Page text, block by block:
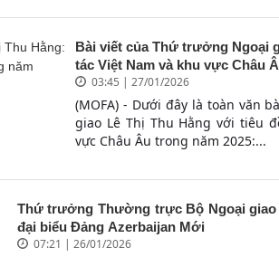
Bài viết của Thứ trưởng Ngoại
tác Việt Nam và khu vực Châu
03:45 | 27/01/2026
(MOFA) - Dưới đây là toàn văn
giao Lê Thị Thu Hằng với tiêu
vực Châu Âu trong năm 2025:...
Thứ trưởng Thường trực Bộ Ngoại giao
đại biểu Đảng Azerbaijan Mới
07:21 | 26/01/2026